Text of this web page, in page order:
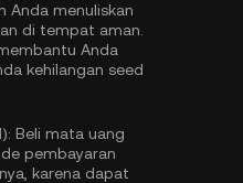
Anda menuliskan
di tempat aman.
Anda
kehilangan seed
Beli mata uang
pembayaran
karena dapat